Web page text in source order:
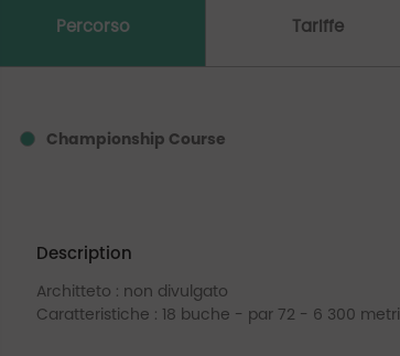
Percorso Tariffe
Championship Course
Description
Architteto : non divulgato
Caratteristiche : 18 buche - par 72 - 6 300 metri